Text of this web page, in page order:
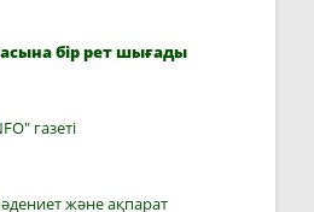
бір рет шығады
газеті
және ақпарат